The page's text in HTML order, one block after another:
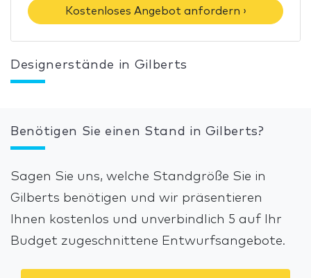
Kostenloses Angebot anfordern ›
Designerstände in Gilberts
Benötigen Sie einen Stand in Gilberts?
Sagen Sie uns, welche Standgröße Sie in
Gilberts benötigen und wir präsentieren
Ihnen kostenlos und unverbindlich 5 auf Ihr
Budget zugeschnittene Entwurfsangebote.